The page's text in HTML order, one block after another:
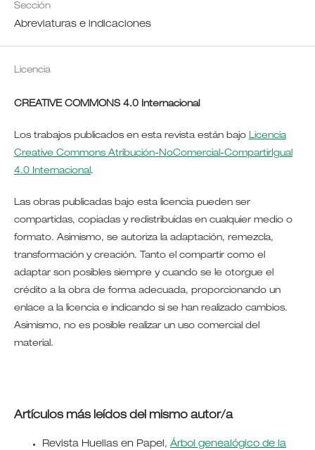
Sección
Abreviaturas e indicaciones
Licencia
CREATIVE COMMONS 4.0 Internacional
Los trabajos publicados en esta revista están bajo Licencia
Creative Commons Atribución-NoComercial-CompartirIgual
4.0 Internacional.
Las obras publicadas bajo esta licencia pueden ser
compartidas, copiadas y redistribuidas en cualquier medio o
formato. Asimismo, se autoriza la adaptación, remezcla,
transformación y creación. Tanto el compartir como el
adaptar son posibles siempre y cuando se le otorgue el
crédito a la obra de forma adecuada, proporcionando un
enlace a la licencia e indicando si se han realizado cambios.
Asimismo, no es posible realizar un uso comercial del
material.
Artículos más leídos del mismo autor/a
Revista Huellas en Papel, Árbol genealógico de la